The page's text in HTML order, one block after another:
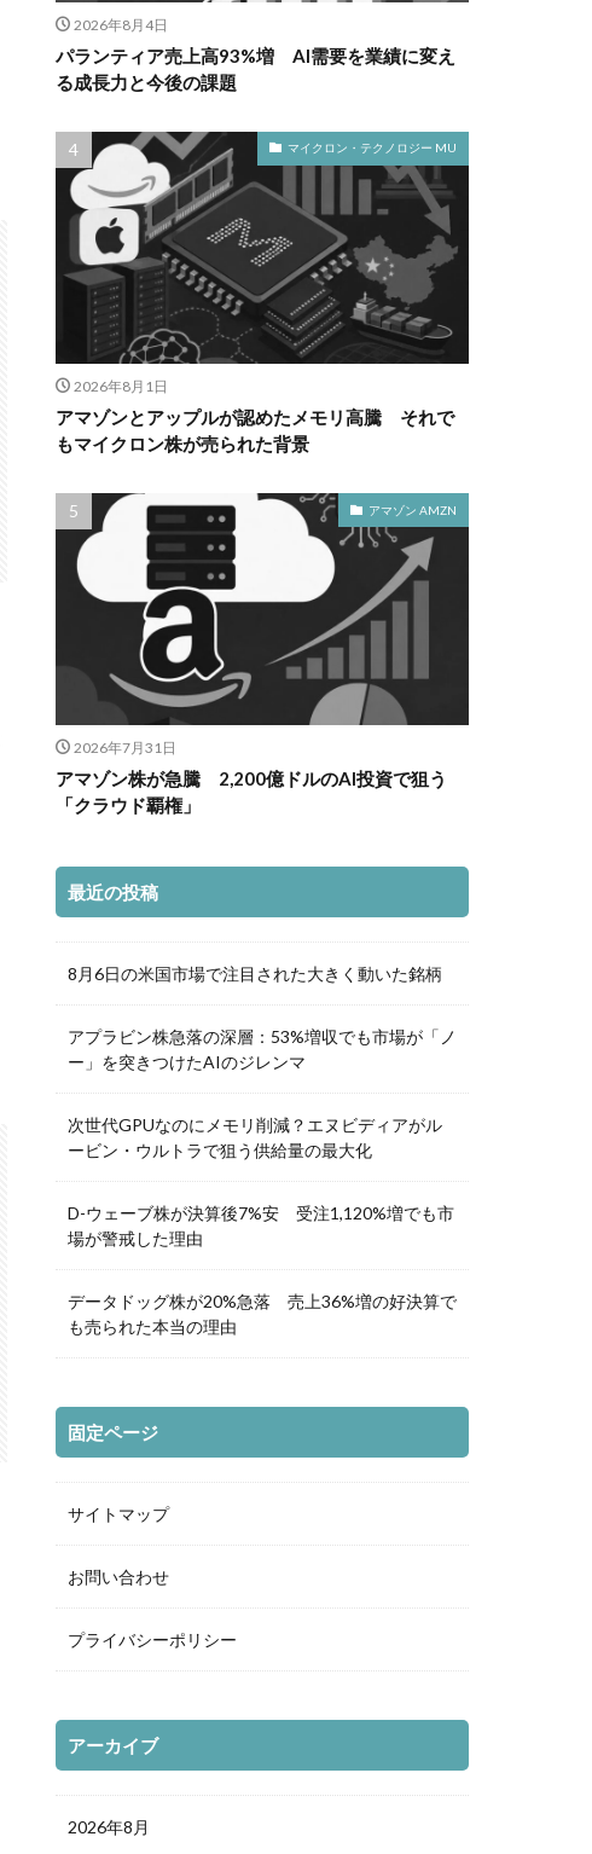
2026年8月4日
パランティア売上高93%増 AI需要を業績に変え
る成長力と今後の課題
マイクロン・テクノロジー MU
2026年8月1日
アマゾンとアップルが認めたメモリ高騰 それで
もマイクロン株が売られた背景
アマゾン AMZN
2026年7月31日
アマゾン株が急騰 2,200億ドルのAI投資で狙う
「クラウド覇権」
最近の投稿
8月6日の米国市場で注目された大きく動いた銘柄
アプラビン株急落の深層：53%増収でも市場が「ノ
ー」を突きつけたAIのジレンマ
次世代GPUなのにメモリ削減？エヌビディアがル
ービン・ウルトラで狙う供給量の最大化
D-ウェーブ株が決算後7%安 受注1,120%増でも市
場が警戒した理由
データドッグ株が20%急落 売上36%増の好決算で
も売られた本当の理由
固定ページ
サイトマップ
お問い合わせ
プライバシーポリシー
アーカイブ
2026年8月